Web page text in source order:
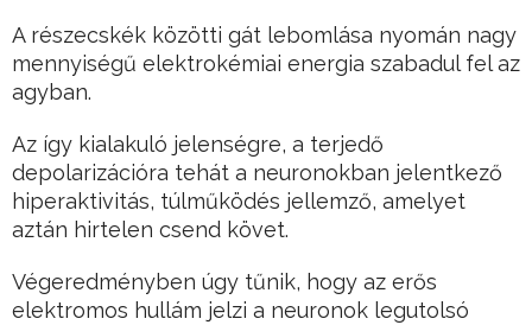
A részecskék közötti gát lebomlása nyomán nagy
mennyiségű elektrokémiai energia szabadul fel az
agyban.
Az így kialakuló jelenségre, a terjedő
depolarizációra tehát a neuronokban jelentkező
hiperaktivitás, túlműködés jellemző, amelyet
aztán hirtelen csend követ.
Végeredményben úgy tűnik, hogy az erős
elektromos hullám jelzi a neuronok legutolsó